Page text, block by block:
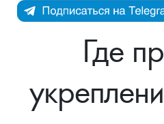
Каталог Монет
Инвестиционные монеты
Иностранные
Памятные монеты России и СССР
Монеты и жетоны ЗМД
Инфо
Клуб ЗМД
Подбор монет
Новости
Где